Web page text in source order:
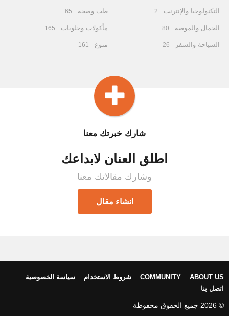
التكنولوجيا والإنترنت 2
الجمال والموضة 80
السياحة والسفر 26
طب وصحة 65
مأكولات وحلويات 165
منوع 161
شارك خبرتك معنا
اطلق العنان لابداعك
وشارك مقالاتك معنا
انشاء مقال
ABOUT US
COMMUNITY شروط الاستخدام
سياسة الخصوصية
اتصل بنا
© 2026 جميع الحقوق محفوظة